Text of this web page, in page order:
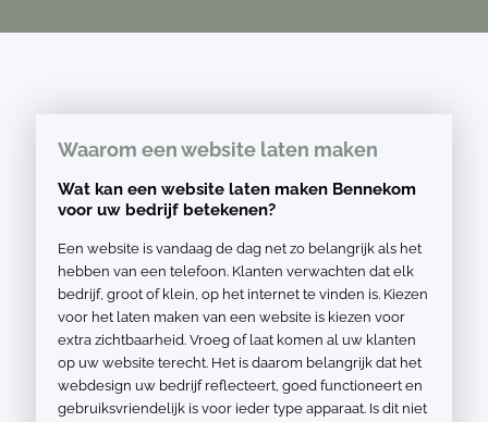
Waarom een website laten maken
Wat kan een website laten maken Bennekom
voor uw bedrijf betekenen?
Een website is vandaag de dag net zo belangrijk als het
hebben van een telefoon. Klanten verwachten dat elk
bedrijf, groot of klein, op het internet te vinden is. Kiezen
voor het laten maken van een website is kiezen voor
extra zichtbaarheid. Vroeg of laat komen al uw klanten
op uw website terecht. Het is daarom belangrijk dat het
webdesign uw bedrijf reflecteert, goed functioneert en
gebruiksvriendelijk is voor ieder type apparaat. Is dit niet